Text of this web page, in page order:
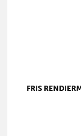
FRIS